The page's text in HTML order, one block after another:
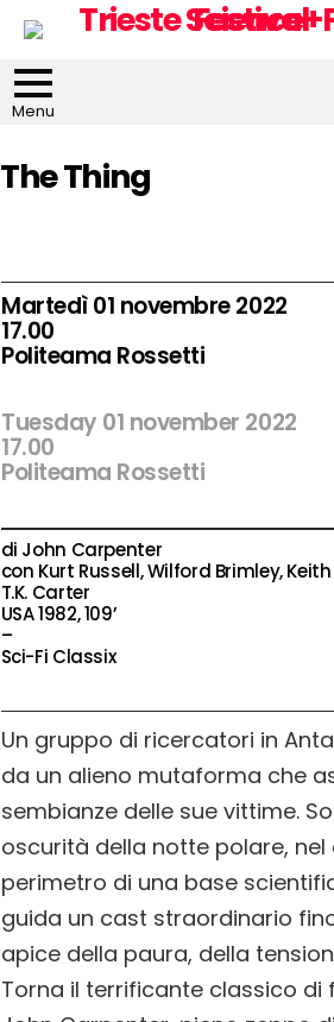
Menu
The Thing
Martedì 01 novembre 2022
17.00
Politeama Rossetti
Tuesday 01 november 2022
17.00
Politeama Rossetti
di John Carpenter
con Kurt Russell, Wilford Brimley,
T.K. Carter
USA 1982, 109’
–
Sci-Fi Classix
Un gruppo di ricercatori in
da un alieno mutaforma che
sembianze delle sue vittime.
oscurità della notte polare,
perimetro di una base
guida un cast straordinario
apice della paura, della
Torna il terrificante classico di